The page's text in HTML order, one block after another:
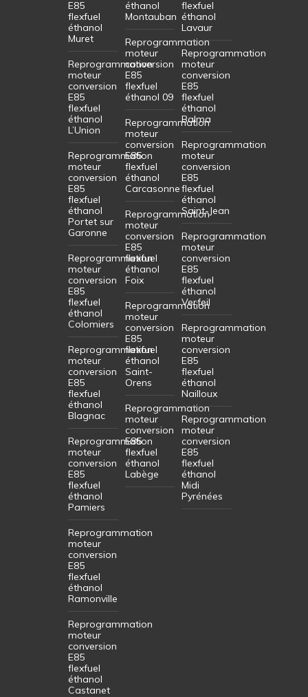
E85
flexfuel
éthanol
Muret
Reprogrammation
moteur
conversion
E85
flexfuel
éthanol
L’Union
Reprogrammation
moteur
conversion
E85
flexfuel
éthanol
Portet sur
Garonne
Reprogrammation
moteur
conversion
E85
flexfuel
éthanol
Colomiers
Reprogrammation
moteur
conversion
E85
flexfuel
éthanol
Blagnac
Reprogrammation
moteur
conversion
E85
flexfuel
éthanol
Pamiers
Reprogrammation
moteur
conversion
E85
flexfuel
éthanol
Ramonville
Reprogrammation
moteur
conversion
E85
flexfuel
éthanol
Castanet
éthanol
Montauban
Reprogrammation
moteur
conversion
E85
flexfuel
éthanol 09
Reprogrammation
moteur
conversion
E85
flexfuel
éthanol
Carcasonne
Reprogrammation
moteur
conversion
E85
flexfuel
éthanol
Foix
Reprogrammation
moteur
conversion
E85
flexfuel
éthanol
Saint-
Orens
Reprogrammation
moteur
conversion
E85
flexfuel
éthanol
Labège
flexfuel
éthanol
Lavaur
Reprogrammation
moteur
conversion
E85
flexfuel
éthanol
Balma
Reprogrammation
moteur
conversion
E85
flexfuel
éthanol
Saint-Jean
Reprogrammation
moteur
conversion
E85
flexfuel
éthanol
Verfeil
Reprogrammation
moteur
conversion
E85
flexfuel
éthanol
Nailloux
Reprogrammation
moteur
conversion
E85
flexfuel
éthanol
Midi
Pyrénées